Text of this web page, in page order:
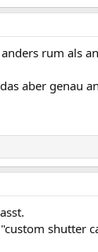
rum als
aber genau
shutter